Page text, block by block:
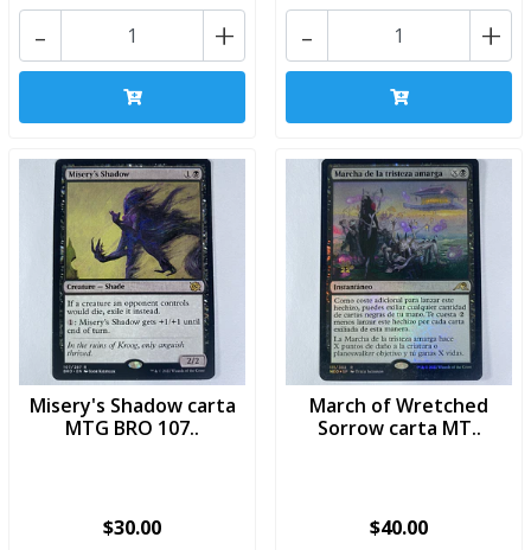
+
- +
-
Misery's Shadow carta
MTG BRO 107..
$30.00
March of Wretched
Sorrow carta MT..
$40.00